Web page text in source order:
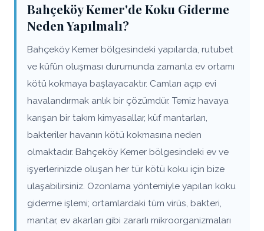
Bahçeköy Kemer'de Koku Giderme
Neden Yapılmalı?
Bahçeköy Kemer bölgesindeki yapılarda, rutubet
ve küfün oluşması durumunda zamanla ev ortamı
kötü kokmaya başlayacaktır. Camları açıp evi
havalandırmak anlık bir çözümdür. Temiz havaya
karışan bir takım kimyasallar, küf mantarları,
bakteriler havanın kötü kokmasına neden
olmaktadır. Bahçeköy Kemer bölgesindeki ev ve
işyerlerinizde oluşan her tür kötü koku için bize
ulaşabilirsiniz. Ozonlama yöntemiyle yapılan koku
giderme işlemi; ortamlardaki tüm virüs, bakteri,
mantar, ev akarları gibi zararlı mikroorganizmaları